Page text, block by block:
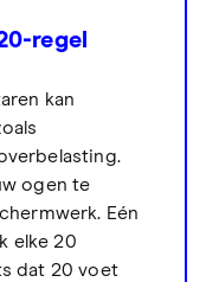
regel
kan
ogen te
Eén
elke 20
dat 20 voet